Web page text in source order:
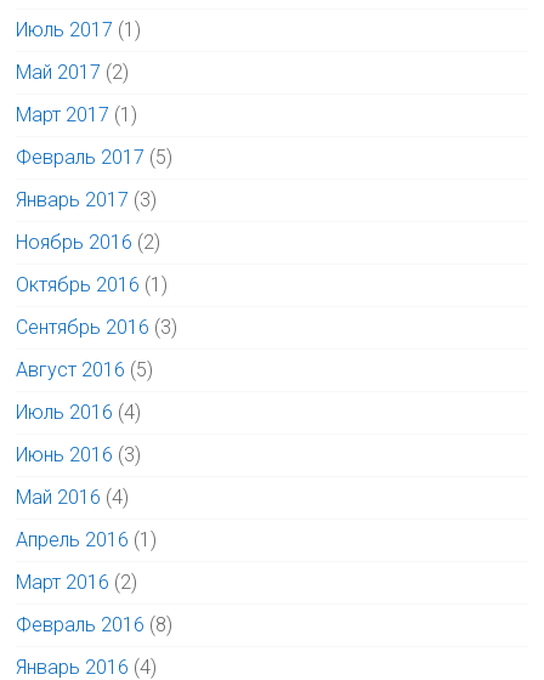
Июль 2017 (1)
Май 2017 (2)
Март 2017 (1)
Февраль 2017 (5)
Январь 2017 (3)
Ноябрь 2016 (2)
Октябрь 2016 (1)
Сентябрь 2016 (3)
Август 2016 (5)
Июль 2016 (4)
Июнь 2016 (3)
Май 2016 (4)
Апрель 2016 (1)
Март 2016 (2)
Февраль 2016 (8)
Январь 2016 (4)